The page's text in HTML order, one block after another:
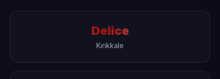
Delice
Kırıkkale